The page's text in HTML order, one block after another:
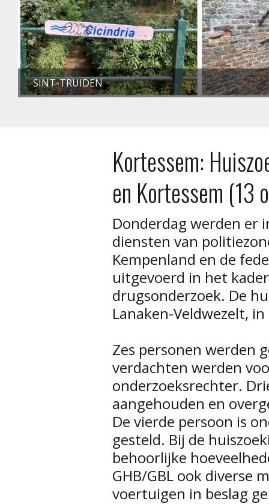
SINT-TRUIDEN
Kortessem:
en Kortessem (13
Donderdag werden er
diensten van
Kempenland en de
uitgevoerd in het
drugsonderzoek. De
Lanaken-Veldwezelt,
Zes personen werden
verdachten werden
onderzoeksrechter.
aangehouden en
De vierde persoon is
gesteld. Bij de
behoorlijke
GHB/GBL ook diverse
voertuigen in beslag